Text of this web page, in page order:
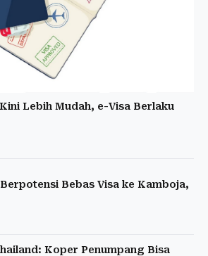
Lebih Mudah, e-Visa Berlaku
Bebas Visa ke Kamboja,
Koper Penumpang Bisa